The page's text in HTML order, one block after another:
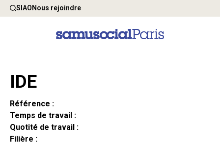
SIAONous rejoindre
IDE
Référence :
Temps de travail :
Quotité de travail :
Filière :